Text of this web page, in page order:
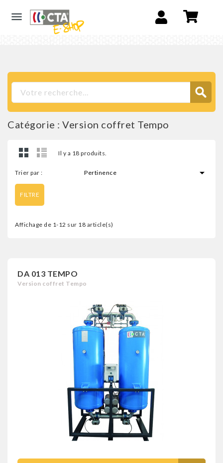

Catégorie : Version coffret Tempo
Il y a 18 produits.
Trier par : Pertinence 
FILTRE
Affichage de 1-12 sur 18 article(s)
DA 013 TEMPO
Version coffret Tempo